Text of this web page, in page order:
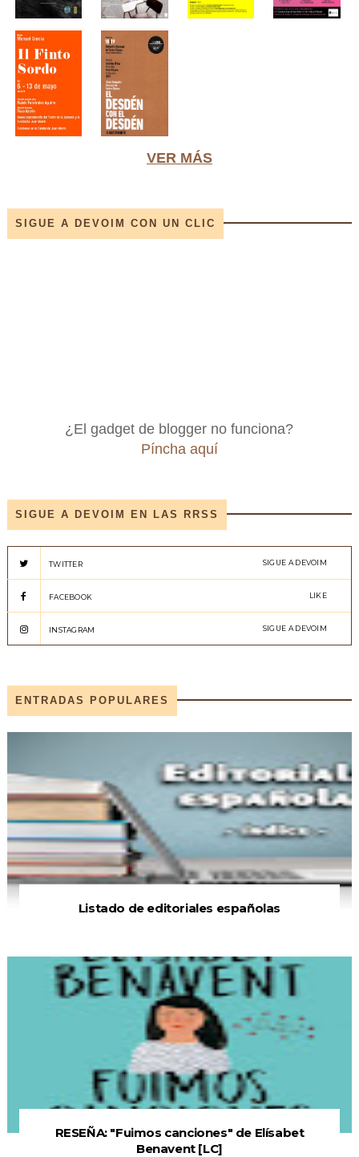
VER MÁS
SIGUE A DEVOIM CON UN CLIC
¿El gadget de blogger no funciona?
Píncha aquí
SIGUE A DEVOIM EN LAS RRSS
TWITTER SIGUE A DEVOIM
FACEBOOK LIKE
INSTAGRAM SIGUE A DEVOIM
ENTRADAS POPULARES
Listado de editoriales españolas
RESEÑA: "Fuimos canciones" de Elísabet
Benavent [LC]